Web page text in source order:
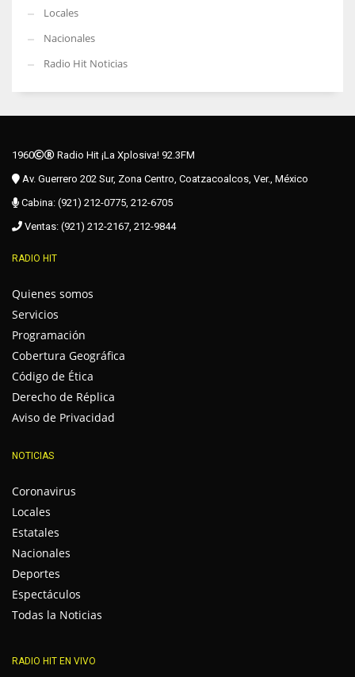
Locales
Nacionales
Radio Hit Noticias
1960
Radio Hit ¡La Xplosiva! 92.3FM
Av. Guerrero 202 Sur, Zona Centro, Coatzacoalcos, Ver., México
Cabina: (921) 212-0775, 212-6705
Ventas: (921) 212-2167, 212-9844
RADIO HIT
Quienes somos
Servicios
Programación
Cobertura Geográfica
Código de Ética
Derecho de Réplica
Aviso de Privacidad
NOTICIAS
Coronavirus
Locales
Estatales
Nacionales
Deportes
Espectáculos
Todas la Noticias
RADIO HIT EN VIVO